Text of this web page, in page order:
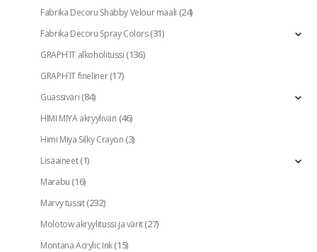
Fabrika Decoru Shabby Velour maali (24)
Fabrika Decoru Spray Colors(31)
GRAPH`IT alkoholitussi(136)
GRAPH`IT fineliner(17)
Guassiväri(84)
HIMI MIYA akryyliväri (46)
Himi Miya Silky Crayon(3)
Lisäaineet(1)
Marabu (16)
Marvy tussit(232)
Molotow akryylitussi ja värit(27)
Montana Acrylic Ink(15)